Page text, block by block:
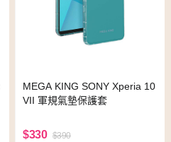
MEGA KING SONY Xperia 10
VII 軍規氣墊保護套
$330 $390